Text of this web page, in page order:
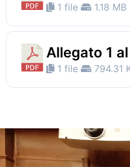
1 file 1.18 MB
Allegato 1
1 file 794.31